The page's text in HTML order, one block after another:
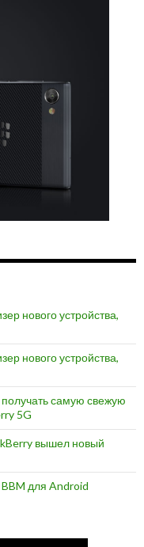
нового устройства,
нового устройства,
самую свежую
5G
вышел новый
для Android